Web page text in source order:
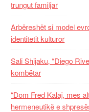
trungut familjar
Arbëreshët si model
identitetit kulturor
Sali Shijaku, “Diego
kombëtar
“Dom Fred Kalaj, mes
hermeneutikë e